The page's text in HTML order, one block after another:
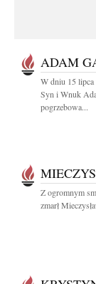
ADAM
W dniu 15 lipca
Syn i Wnuk
pogrzebowa...
Z ogromnym
zmarł